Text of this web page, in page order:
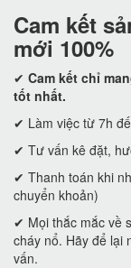
Cam kết
mới 100%
✔ Cam kết chỉ
tốt nhất.
✔ Làm việc từ 7h
✔ Tư vấn kê đặt,
✔ Thanh toán khi
chuyển khoản)
✔ Mọi thắc mắc về
cháy nổ. Hãy để lại
vấn.